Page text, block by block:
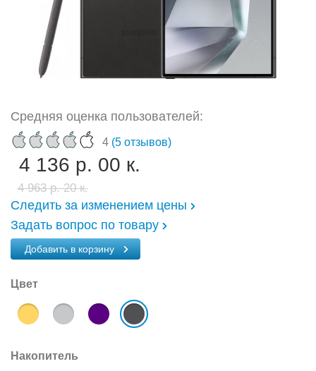
Средняя оценка пользователей:
4 (5 отзывов)
4 136 р. 00 к.
4 963 р. 20 к.
Следить за изменением цены
Задать вопрос по товару
Добавить в корзину
Цвет
Накопитель